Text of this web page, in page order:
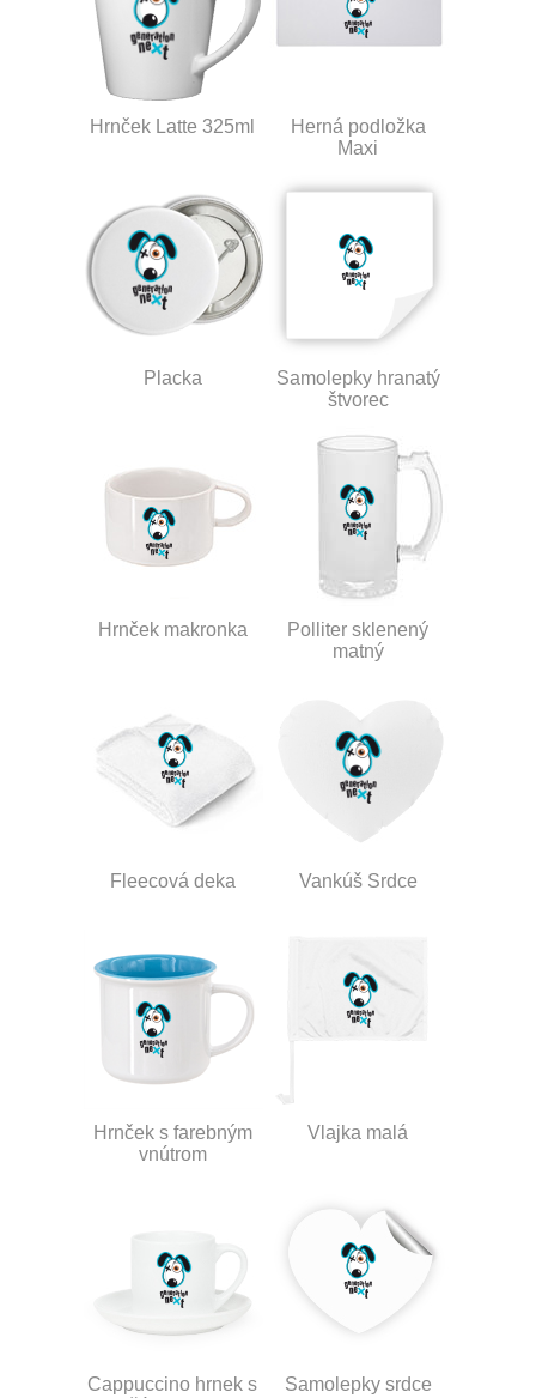
Hrnček Latte 325ml
Herná podložka
Maxi
Placka
Samolepky hranatý
štvorec
Hrnček makronka
Polliter sklenený
matný
Fleecová deka Vankúš Srdce
Hrnček s farebným
vnútrom
Vlajka malá
Cappuccino hrnek s
Samolepky srdce